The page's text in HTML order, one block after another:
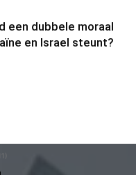
een dubbele moraal
en Israel steunt?